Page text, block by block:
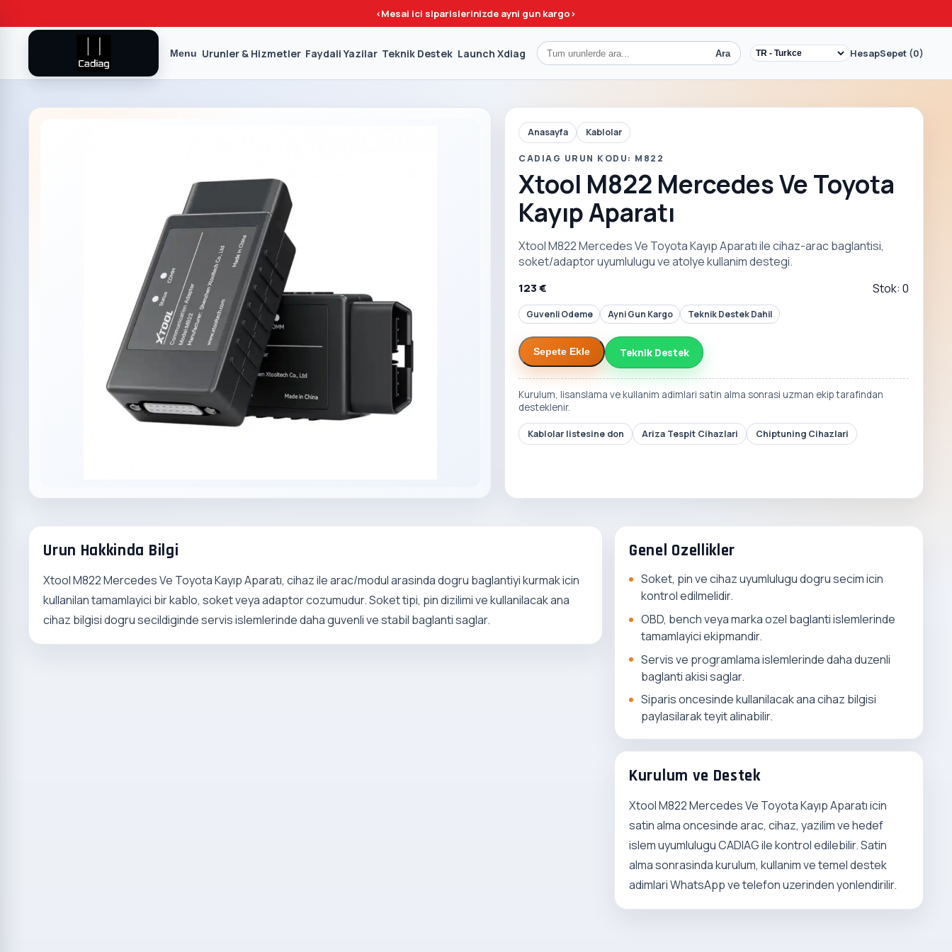
<Mesai ici siparislerinizde ayni gun kargo>
Menu Urunler & Hizmetler Faydali Yazilar Teknik Destek Launch Xdiag Ara HesapSepet (0)
Anasayfa Kablolar
CADIAG URUN KODU: M822
Xtool M822 Mercedes Ve Toyota
Kayıp Aparatı
Xtool M822 Mercedes Ve Toyota Kayıp Aparatı ile cihaz-arac baglantisi,
soket/adaptor uyumlulugu ve atolye kullanim destegi.
123 € Stok: 0
Guvenli Odeme Ayni Gun Kargo Teknik Destek Dahil
Sepete Ekle Teknik Destek
Kurulum, lisanslama ve kullanim adimlari satin alma sonrasi uzman ekip tarafindan
desteklenir.
Kablolar listesine don Ariza Tespit Cihazlari Chiptuning Cihazlari
Urun Hakkinda Bilgi
Xtool M822 Mercedes Ve Toyota Kayıp Aparatı, cihaz ile arac/modul arasinda dogru baglantiyi kurmak icin
kullanilan tamamlayici bir kablo, soket veya adaptor cozumudur. Soket tipi, pin dizilimi ve kullanilacak ana
cihaz bilgisi dogru secildiginde servis islemlerinde daha guvenli ve stabil baglanti saglar.
Genel Ozellikler
Soket, pin ve cihaz uyumlulugu dogru secim icin
kontrol edilmelidir.
OBD, bench veya marka ozel baglanti islemlerinde
tamamlayici ekipmandir.
Servis ve programlama islemlerinde daha duzenli
baglanti akisi saglar.
Siparis oncesinde kullanilacak ana cihaz bilgisi
paylasilarak teyit alinabilir.
Kurulum ve Destek
Xtool M822 Mercedes Ve Toyota Kayıp Aparatı icin
satin alma oncesinde arac, cihaz, yazilim ve hedef
islem uyumlulugu CADIAG ile kontrol edilebilir. Satin
alma sonrasinda kurulum, kullanim ve temel destek
adimlari WhatsApp ve telefon uzerinden yonlendirilir.